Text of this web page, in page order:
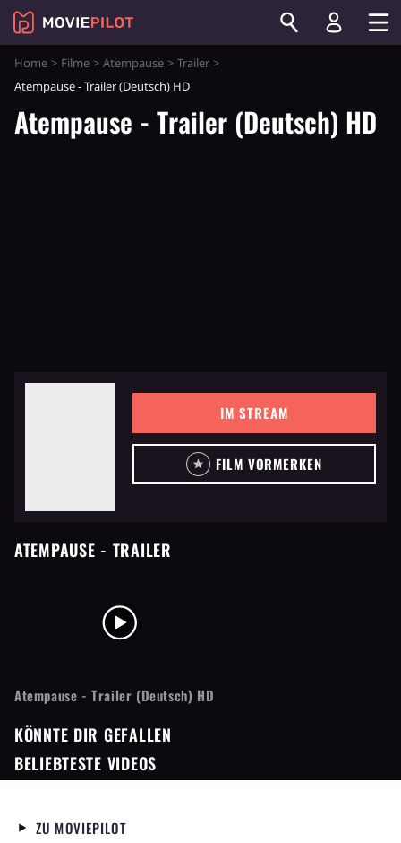
Home Filme Atempause
Trailer
Atempause - Trailer (Deutsch) HD
Atempause - Trailer (Deutsch) HD
IM STREAM
FILM VORMERKEN
ATEMPAUSE - TRAILER
Atempause - Trailer (Deutsch) HD
KÖNNTE DIR GEFALLEN
BELIEBTESTE VIDEOS
ZU MOVIEPILOT